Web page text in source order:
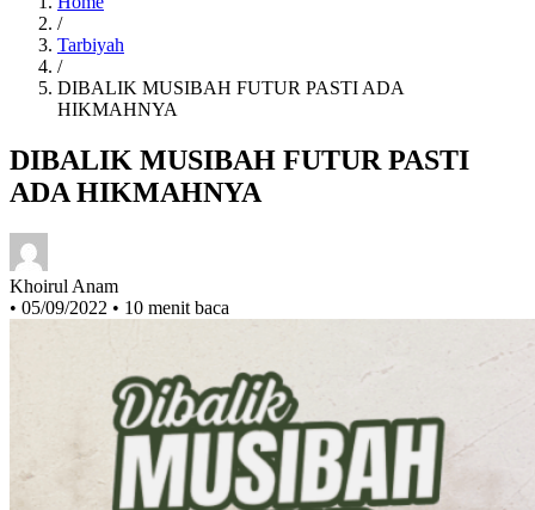
Home
/
Tarbiyah
/
DIBALIK MUSIBAH FUTUR PASTI ADA
DIBALIK MUSIBAH FUTUR PASTI
Khoirul Anam